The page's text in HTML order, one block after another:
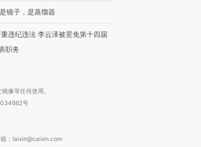
镜子，是蒸馏器
违纪违法 李云泽被罢免第十四届
职务
像等任何使用。
号
：laixin@caixin.com